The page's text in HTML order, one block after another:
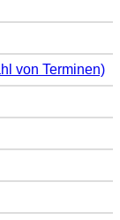
von Terminen)